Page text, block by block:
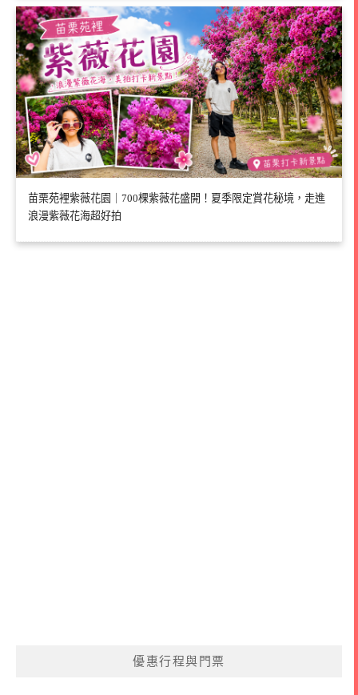
苗栗苑裡紫薇花園｜700棵紫薇花盛開！夏季限定賞花秘境，走進
浪漫紫薇花海超好拍
優惠行程與門票